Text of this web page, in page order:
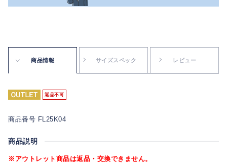
商品情報 サイズスペック レビュー
返品不可
商品番号 FL25K04
商品説明
※アウトレット商品は返品・交換できません。